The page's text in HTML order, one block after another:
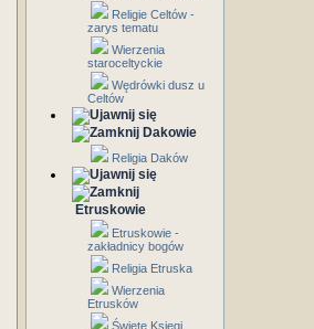
Religie Celtów -
zarys tematu
Wierzenia
staroceltyckie
Wędrówki dusz u
Celtów
Dakowie
Religia Daków
Etruskowie
Etruskowie -
zakładnicy bogów
Religia Etruska
Wierzenia
Etrusków
Święte Księgi